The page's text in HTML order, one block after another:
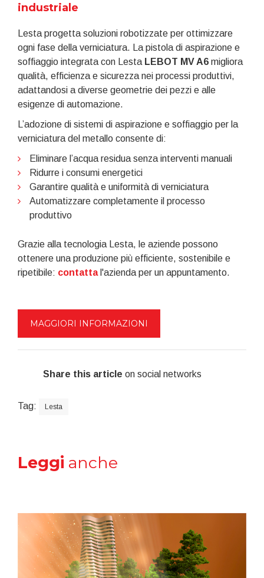
industriale
Lesta progetta soluzioni robotizzate per ottimizzare
ogni fase della verniciatura. La pistola di aspirazione e
soffiaggio integrata con Lesta LEBOT MV A6 migliora
qualità, efficienza e sicurezza nei processi produttivi,
adattandosi a diverse geometrie dei pezzi e alle
esigenze di automazione.
L’adozione di sistemi di aspirazione e soffiaggio per la
verniciatura del metallo consente di:
Eliminare l’acqua residua senza interventi manuali
Ridurre i consumi energetici
Garantire qualità e uniformità di verniciatura
Automatizzare completamente il processo
produttivo
Grazie alla tecnologia Lesta, le aziende possono
ottenere una produzione più efficiente, sostenibile e
ripetibile: contatta l'azienda per un appuntamento.
MAGGIORI INFORMAZIONI
Share this article on social networks
Tag: Lesta
Leggi anche